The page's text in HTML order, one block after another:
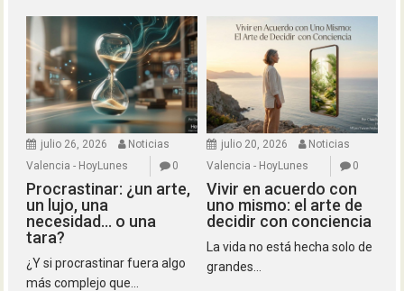
julio 26, 2026
Noticias
Valencia - HoyLunes
0
Procrastinar: ¿un arte,
un lujo, una
necesidad… o una
tara?
¿Y si procrastinar fuera algo
más complejo que...
julio 20, 2026
Noticias
Valencia - HoyLunes
0
Vivir en acuerdo con
uno mismo: el arte de
decidir con conciencia
La vida no está hecha solo de
grandes...